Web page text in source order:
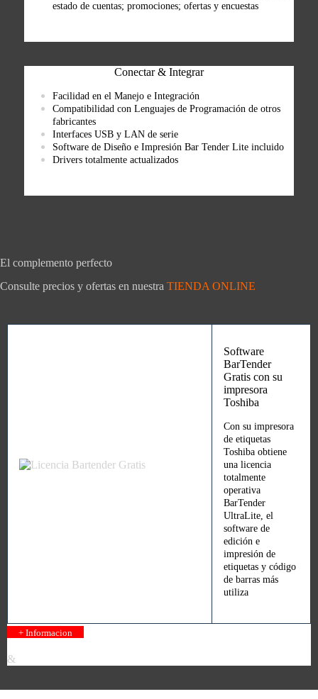
estado de cuentas; promociones; ofertas y encuestas
Conectar & Integrar
Facilidad en el Manejo e Integración
Compatibilidad con Lenguajes de Programación de otros
fabricantes
Interfaces USB y LAN de serie
Software de Diseño e Impresión Bar Tender Lite incluido
Drivers totalmente actualizados
El complemento perfecto
Consulte precios y ofertas en nuestra TIENDA ONLINE
Software
BarTender
Gratis con su
impresora
Toshiba
Con su impresora
de etiquetas
Toshiba obtiene
una licencia
totalmente
operativa
BarTender
UltraLite, el
software de
edición e
impresión de
etiquetas y código
de barras más
utiliza
+ Informacion
&